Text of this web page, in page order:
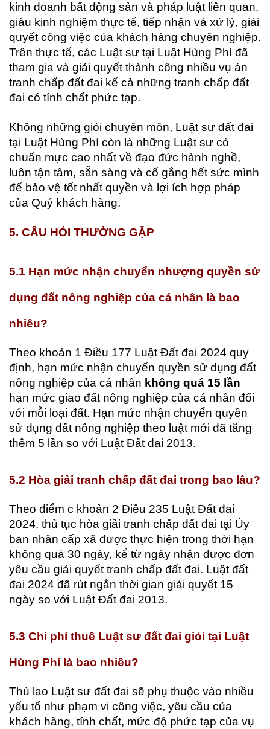
kinh doanh bất động sản và pháp luật liên quan,
giàu kinh nghiệm thực tế, tiếp nhận và xử lý, giải
quyết công việc của khách hàng chuyên nghiệp.
Trên thực tế, các Luật sư tại Luật Hùng Phí đã
tham gia và giải quyết thành công nhiều vụ án
tranh chấp đất đai kể cả những tranh chấp đất
đai có tính chất phức tạp.
Không những giỏi chuyên môn, Luật sư đất đai
tại Luật Hùng Phí còn là những Luật sư có
chuẩn mực cao nhất về đạo đức hành nghề,
luôn tận tâm, sẵn sàng và cố gắng hết sức mình
để bảo vệ tốt nhất quyền và lợi ích hợp pháp
của Quý khách hàng.
5. CÂU HỎI THƯỜNG GẶP
5.1 Hạn mức nhận chuyển nhượng quyền sử
dụng đất nông nghiệp của cá nhân là bao
nhiêu?
Theo khoản 1 Điều 177 Luật Đất đai 2024 quy
định, hạn mức nhận chuyển quyền sử dụng đất
nông nghiệp của cá nhân không quá 15 lần
hạn mức giao đất nông nghiệp của cá nhân đối
với mỗi loại đất. Hạn mức nhận chuyển quyền
sử dụng đất nông nghiệp theo luật mới đã tăng
thêm 5 lần so với Luật Đất đai 2013.
5.2 Hòa giải tranh chấp đất đai trong bao lâu?
Theo điểm c khoản 2 Điều 235 Luật Đất đai
2024, thủ tục hòa giải tranh chấp đất đai tại Ủy
ban nhân cấp xã được thực hiện trong thời hạn
không quá 30 ngày, kể từ ngày nhận được đơn
yêu cầu giải quyết tranh chấp đất đai. Luật đất
đai 2024 đã rút ngắn thời gian giải quyết 15
ngày so với Luật Đất đai 2013.
5.3 Chi phí thuê Luật sư đất đai giỏi tại Luật
Hùng Phí là bao nhiêu?
Thù lao Luật sư đất đai sẽ phụ thuộc vào nhiều
yếu tố như phạm vi công việc, yêu cầu của
khách hàng, tính chất, mức độ phức tạp của vụ